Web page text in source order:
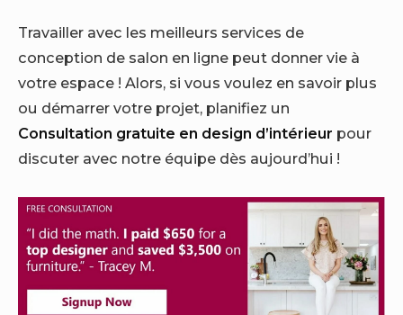
Travailler avec les meilleurs services de
conception de salon en ligne peut donner vie à
votre espace ! Alors, si vous voulez en savoir plus
ou démarrer votre projet, planifiez un
Consultation gratuite en design d’intérieur pour
discuter avec notre équipe dès aujourd’hui !